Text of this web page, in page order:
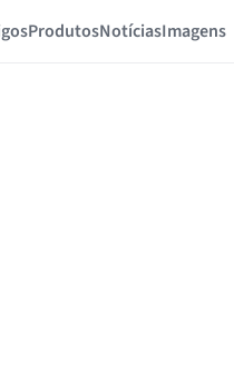
ProdutosNotíciasImagens